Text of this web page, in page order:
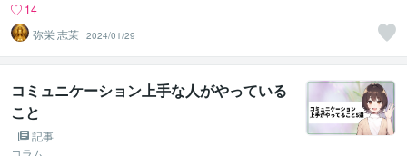
14
弥栄 志茉 2024/01/29
コミュニケーション上手な人がやっている
こと
記事
コラム